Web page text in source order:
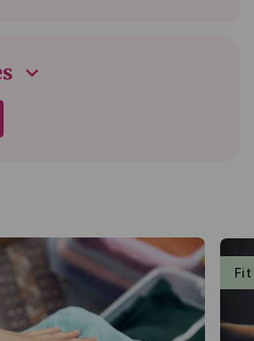
keyboard_arrow_down